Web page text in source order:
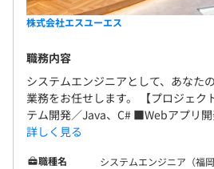
株式会社エスユーエス
職務内容
システムエンジニアとして、あなた
業務をお任せします。 【プロジェ
テム開発／Java、C# ■Webアプリ
詳しく見る
職種名
システムエンジニア（福岡